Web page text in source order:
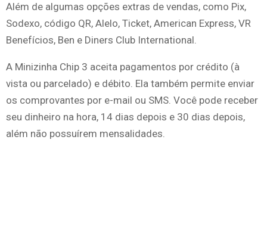
Além de algumas opções extras de vendas, como Pix,
Sodexo, código QR, Alelo, Ticket, American Express, VR
Benefícios, Ben e Diners Club International.
A Minizinha Chip 3 aceita pagamentos por crédito (à
vista ou parcelado) e débito. Ela também permite enviar
os comprovantes por e-mail ou SMS. Você pode receber
seu dinheiro na hora, 14 dias depois e 30 dias depois,
além não possuírem mensalidades.